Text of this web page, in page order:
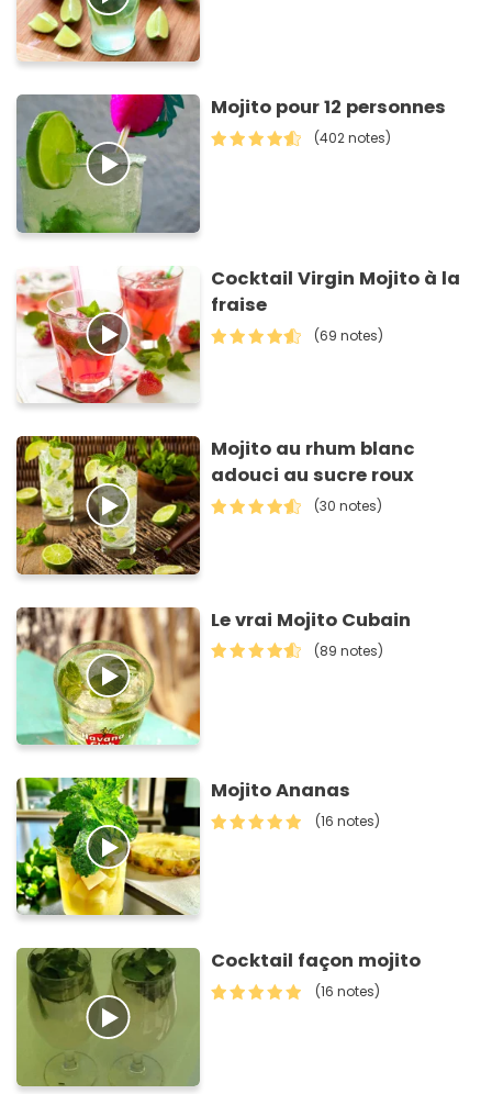
Mojito pour 12 personnes
(402 notes)
Cocktail Virgin Mojito à la
fraise
(69 notes)
Mojito au rhum blanc
adouci au sucre roux
(30 notes)
Le vrai Mojito Cubain
(89 notes)
Mojito Ananas
(16 notes)
Cocktail façon mojito
(16 notes)